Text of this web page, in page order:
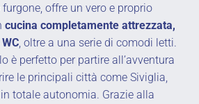
offre un vero e proprio
cucina completamente attrezzata,
, oltre a una serie di comodi letti.
è perfetto per partire all’avventura
le principali città come Siviglia,
totale autonomia. Grazie alla